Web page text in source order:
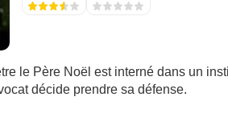
le Père Noël est interné dans un
décide prendre sa défense.